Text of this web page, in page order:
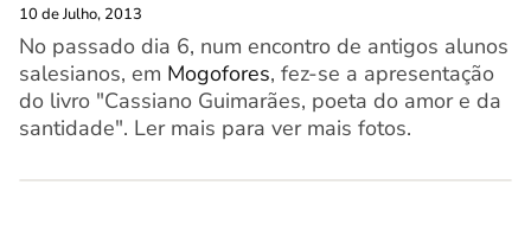
10 de Julho, 2013
No passado dia 6, num encontro de antigos alunos
salesianos, em Mogofores, fez-se a apresentação
do livro "Cassiano Guimarães, poeta do amor e da
santidade". Ler mais para ver mais fotos.